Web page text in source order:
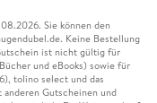
Sie können den
Keine Bestellung
ist nicht gültig für
und eBooks) sowie für
tolino select und das
Gutscheinen und